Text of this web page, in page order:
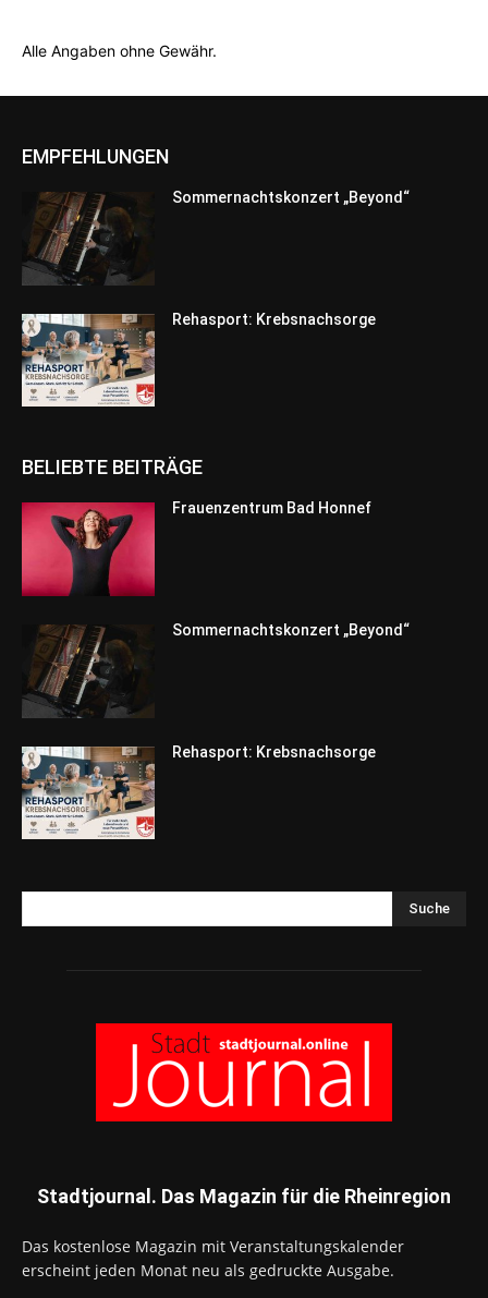
Alle Angaben ohne Gewähr.
EMPFEHLUNGEN
Sommernachtskonzert „Beyond“
Rehasport: Krebsnachsorge
BELIEBTE BEITRÄGE
Frauenzentrum Bad Honnef
Sommernachtskonzert „Beyond“
Rehasport: Krebsnachsorge
Suche
Stadtjournal. Das Magazin für die Rheinregion
Das kostenlose Magazin mit Veranstaltungskalender
erscheint jeden Monat neu als gedruckte Ausgabe.